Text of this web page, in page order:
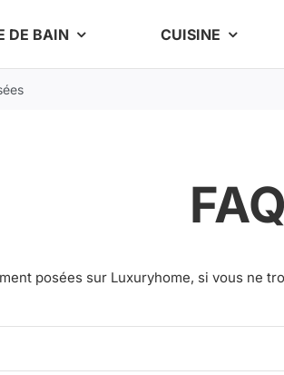
DE BAIN CUISINE
FAQ
posées sur Luxuryhome, si vous ne